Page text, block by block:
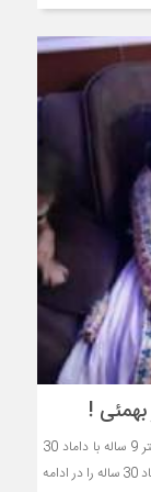
رئیس دادگستری شهرستان بهمئی از ابطال عقد موقت دختر 9 ساله با داماد 30
ساله خبر داد. جزئیات بیشتر از ازدواج دختربچه 9 ساله و داماد 30 ساله را در ادامه